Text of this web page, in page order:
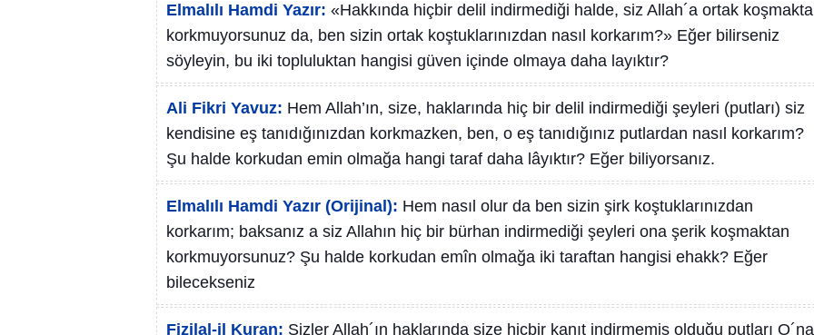
Elmalılı Hamdi Yazır: «Hakkında hiçbir delil indirmediği halde, siz Allah´a ortak
korkmuyorsunuz da, ben sizin ortak koştuklarınızdan nasıl korkarım?» Eğer bilirseniz
söyleyin, bu iki topluluktan hangisi güven içinde olmaya daha layıktır?
Ali Fikri Yavuz: Hem Allah’ın, size, haklarında hiç bir delil indirmediği şeyleri (putları) siz
kendisine eş tanıdığınızdan korkmazken, ben, o eş tanıdığınız putlardan nasıl korkarım?
Şu halde korkudan emin olmağa hangi taraf daha lâyıktır? Eğer biliyorsanız.
Elmalılı Hamdi Yazır (Orijinal): Hem nasıl olur da ben sizin şirk koştuklarınızdan
korkarım; baksanız a siz Allahın hiç bir bürhan indirmediği şeyleri ona şerik koşmaktan
korkmuyorsunuz? Şu halde korkudan emîn olmağa iki taraftan hangisi ehakk? Eğer
bilecekseniz
Fizilal-il Kuran: Sizler Allah´ın haklarında size hiçbir kanıt indirmemiş olduğu putları O´na